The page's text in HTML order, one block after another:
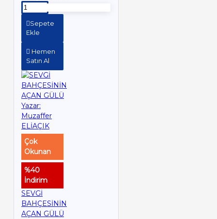
Sepete
Ekle
Hemen
Satın Al
Çok
Okunan
%40
İndirim
SEVGİ
BAHÇESİNİN
AÇAN GÜLÜ